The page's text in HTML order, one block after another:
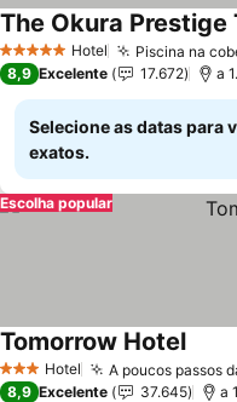
5 Estrelas Hotel Piscina na
The Okura Prestige
8,9 Excelente 17.672 a
Selecione as datas para
exatos.
Escolha popular
3 EstrelasHotel A poucos passos
Tomorrow HotelVer
8,9 Excelente 37.645 a